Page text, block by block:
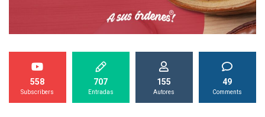
558
Subscribers
707
Entradas
155
Autores
49
Comments